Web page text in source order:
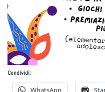
Condividi:
WhatsApp